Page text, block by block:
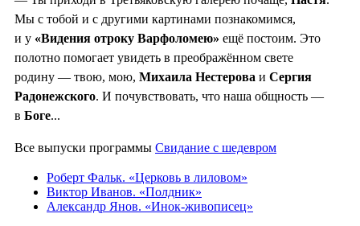
Мы с тобой и с другими картинами познакомимся,
и у «Видения отроку Варфоломею» ещё постоим. Это
полотно помогает увидеть в преображённом свете
родину — твою, мою, Михаила Нестерова и Сергия
Радонежского. И почувствовать, что наша общность —
в Боге...
Все выпуски программы Свидание с шедевром
Роберт Фальк. «Церковь в лиловом»
Виктор Иванов. «Полдник»
Александр Янов. «Инок-живописец»